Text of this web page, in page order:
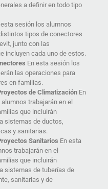
a definir en todo tipo
esta sesión los alumnos
tipos de conectores
junto con las
incluyen cada uno de estos.
En esta sesión los
las operaciones para
en familias.
de Climatización En
trabajarán en el
que incluirán
sistemas de ductos,
y sanitarias.
Sanitarios En esta
trabajarán en el
que incluirán
sistemas de tuberías de
sanitarias y de